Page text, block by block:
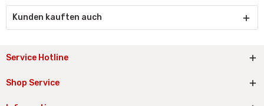
Kunden kauften auch
Service Hotline
Shop Service